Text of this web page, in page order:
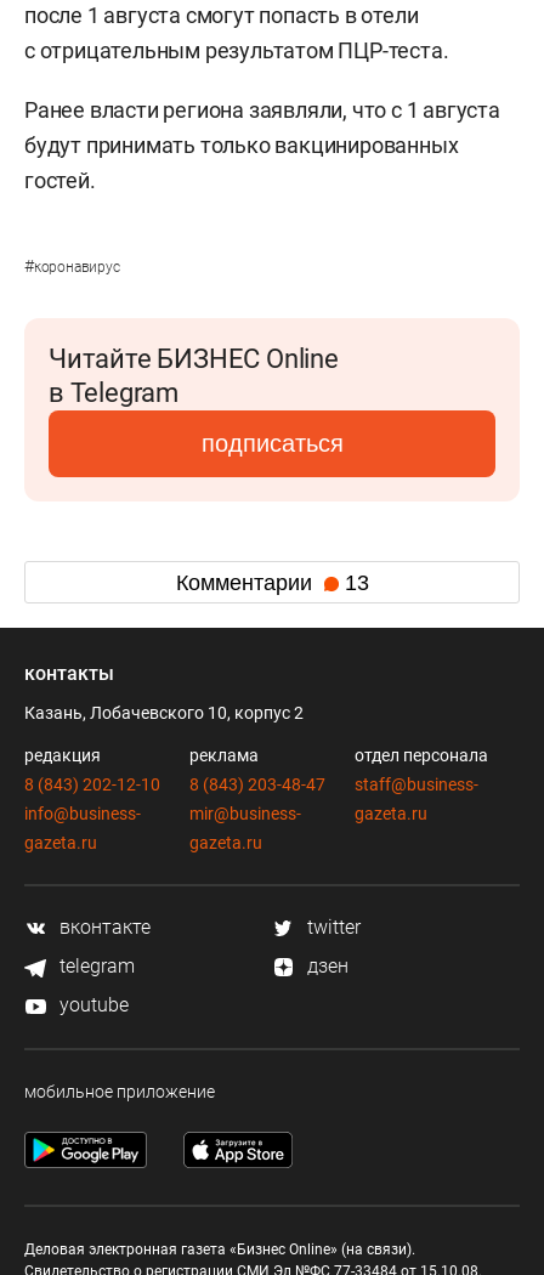
после 1 августа смогут попасть в отели
с отрицательным результатом ПЦР-теста.
Ранее власти региона заявляли, что с 1 августа
будут принимать только вакцинированных
гостей.
#коронавирус
Читайте БИЗНЕС Online
в Telegram
подписаться
Комментарии 13
контакты
Казань, Лобачевского 10, корпус 2
редакция
8 (843) 202-12-10
info@business-
gazeta.ru
реклама
8 (843) 203-48-47
mir@business-
gazeta.ru
отдел персонала
staff@business-
gazeta.ru
вконтакте
twitter
telegram
дзен
youtube
мобильное приложение
Деловая электронная газета «Бизнес Online» (на связи).
Свидетельство о регистрации СМИ Эл №ФС 77-33484 от 15.10.08.